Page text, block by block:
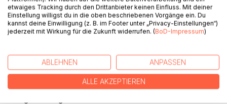
Wien/USA: Man schreibt das Jahr 2019 bis 2060. Alisya
Sambori, die Ich-Erzählerin, man könnte sie auch als
Randfigur der Gesellschaft bezeichnen, ist
besitzt sie die Fähigkeit der Hellsichtigkeit. Als
zeitreisendes Medium erfährt Alisya Wesentliches über die
Zukunft der Menschheit: Die digitale Revolution erobert
den Planeten. Eine Milliarde Arbeitslose durch Robotik,
etwaiges Tracking durch den Drittanbieter keinen Einfluss. Mit deiner
Einstellung willigst du in die oben beschriebenen Vorgänge ein. Du
kannst deine Einwilligung (z. B. im Footer unter „Privacy-Einstellungen“)
jederzeit mit Wirkung für die Zukunft widerrufen. (BoD-Impressum)
ABLEHNEN ANPASSEN
ALLE AKZEPTIEREN